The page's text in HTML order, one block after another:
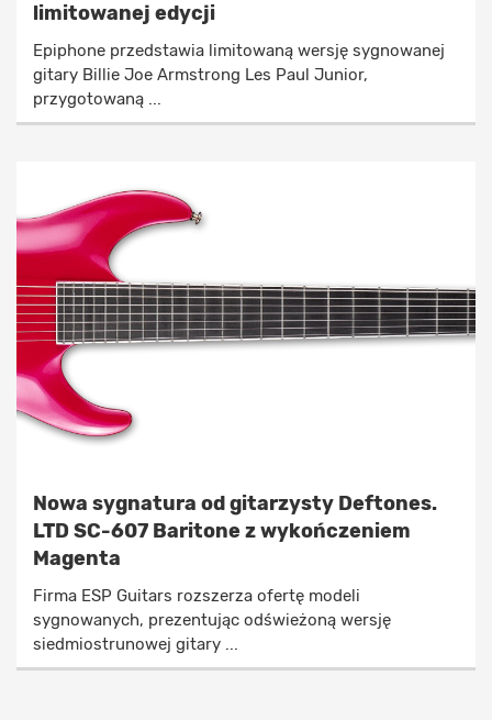
limitowanej edycji
Epiphone przedstawia limitowaną wersję sygnowanej
gitary Billie Joe Armstrong Les Paul Junior,
przygotowaną ...
Nowa sygnatura od gitarzysty Deftones.
LTD SC-607 Baritone z wykończeniem
Magenta
Firma ESP Guitars rozszerza ofertę modeli
sygnowanych, prezentując odświeżoną wersję
siedmiostrunowej gitary ...